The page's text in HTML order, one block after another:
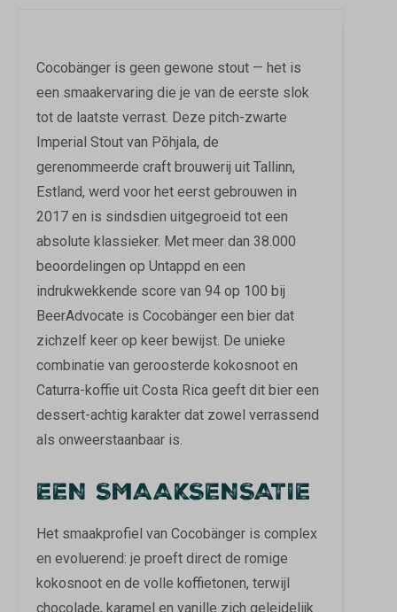
Cocobänger is geen gewone stout — het is
een smaakervaring die je van de eerste slok
tot de laatste verrast. Deze pitch-zwarte
Imperial Stout van Põhjala, de
gerenommeerde craft brouwerij uit Tallinn,
Estland, werd voor het eerst gebrouwen in
2017 en is sindsdien uitgegroeid tot een
absolute klassieker. Met meer dan 38.000
beoordelingen op Untappd en een
indrukwekkende score van 94 op 100 bij
BeerAdvocate is Cocobänger een bier dat
zichzelf keer op keer bewijst. De unieke
combinatie van geroosterde kokosnoot en
Caturra-koffie uit Costa Rica geeft dit bier een
dessert-achtig karakter dat zowel verrassend
als onweerstaanbaar is.
EEN SMAAKSENSATIE
Het smaakprofiel van Cocobänger is complex
en evoluerend: je proeft direct de romige
kokosnoot en de volle koffietonen, terwijl
chocolade, karamel en vanille zich geleidelijk